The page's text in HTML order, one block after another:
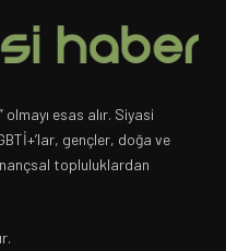
olmayı esas alır. Siyasi
gençler, doğa ve
topluluklardan